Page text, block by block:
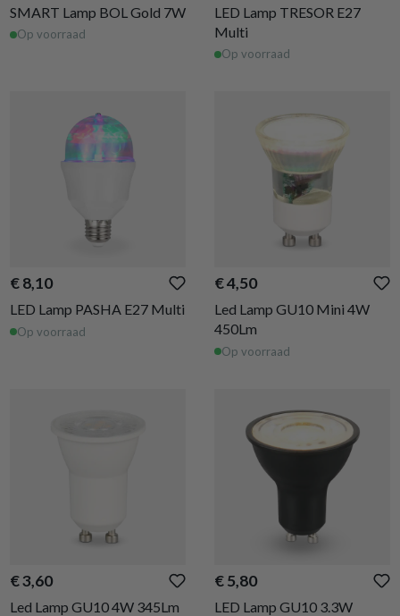
SMART Lamp BOL Gold 7W
Op voorraad
LED Lamp TRESOR E27
Multi
Op voorraad
€ 8,10
LED Lamp PASHA E27 Multi
Op voorraad
€ 4,50
Led Lamp GU10 Mini 4W
450Lm
Op voorraad
€ 3,60
Led Lamp GU10 4W 345Lm
€ 5,80
LED Lamp GU10 3.3W